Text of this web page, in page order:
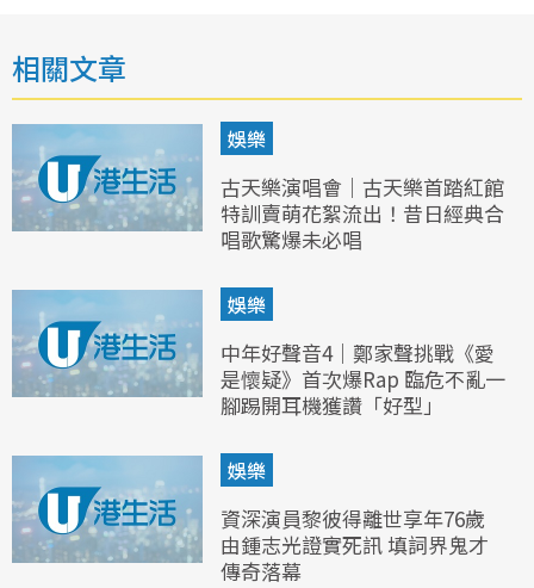
相關文章
娛樂
古天樂演唱會｜古天樂首踏紅館
特訓賣萌花絮流出！昔日經典合
唱歌驚爆未必唱
娛樂
中年好聲音4｜鄭家聲挑戰《愛
是懷疑》首次爆Rap 臨危不亂一
腳踢開耳機獲讚「好型」
娛樂
資深演員黎彼得離世享年76歲
由鍾志光證實死訊 填詞界鬼才
傳奇落幕